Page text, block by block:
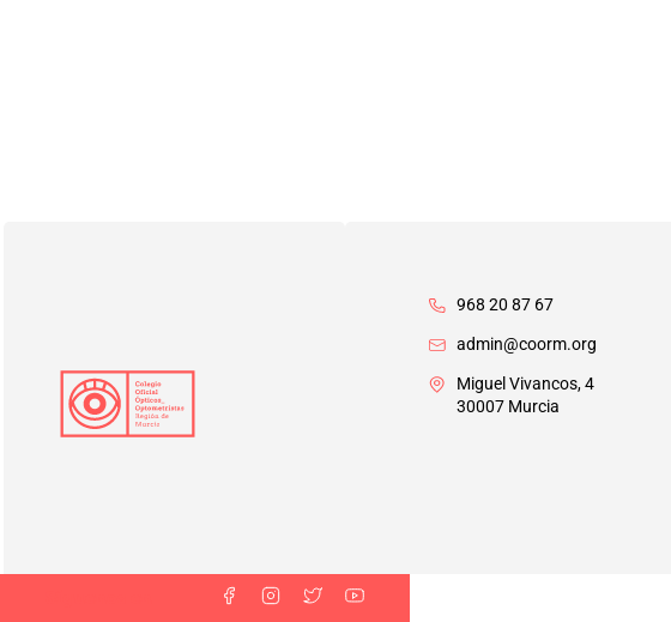
968 20 87 67
admin@coorm.org
Miguel Vivancos, 4
30007 Murcia